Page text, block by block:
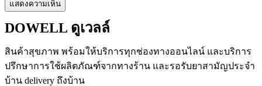
DOWELL ดูเวลล์
สินค้าสุขภาพ พร้อมให้บริการทุกช่องทางออนไลน์ และบริการ
ปรึกษาการใช้ผลิตภัณฑ์จากทางร้าน และรอรับยาสามัญประจำ
บ้าน delivery ถึงบ้าน